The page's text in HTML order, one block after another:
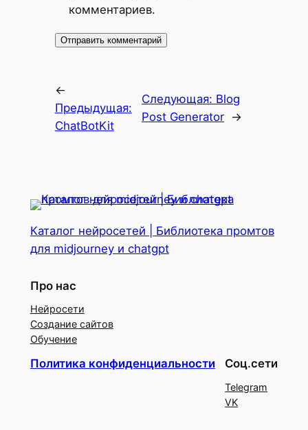
комментариев.
←
Предыдущая:
ChatBotKit
Следующая: Blog
Post Generator →
Каталог нейросетей | Библиотека промтов
для midjourney и chatgpt
Про нас
Нейросети
Создание сайтов
Обучение
Политика конфиденциальности Соц.сети
Telegram
VK